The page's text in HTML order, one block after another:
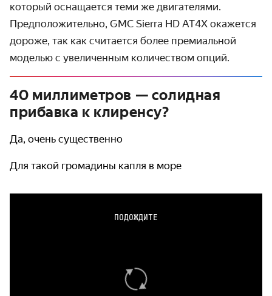
который оснащается теми же двигателями.
Предположительно, GMC Sierra HD AT4X окажется
дороже, так как считается более премиальной
моделью с увеличенным количеством опций.
40 миллиметров — солидная
прибавка к клиренсу?
Да, очень существенно
Для такой громадины капля в море
ПОДОЖДИТЕ